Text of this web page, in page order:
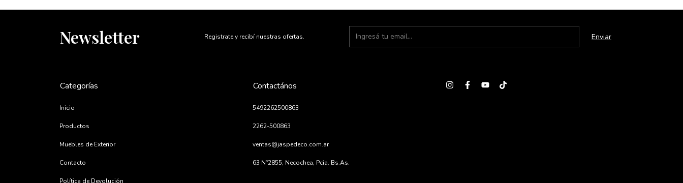
Newsletter Registrate y recibí nuestras ofertas.
Categorías
Inicio
Productos
Muebles de Exterior
Contacto
Política de Devolución
Contactános
5492262500863
2262-500863
ventas@jaspedeco.com.ar
63 Nº2855, Necochea, Pcia. Bs.As.